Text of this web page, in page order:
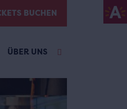
BUCHEN
ÜBER UNS